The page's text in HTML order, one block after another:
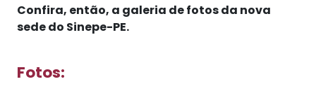
Confira, então, a galeria de fotos da nova
sede do Sinepe-PE.
Fotos: